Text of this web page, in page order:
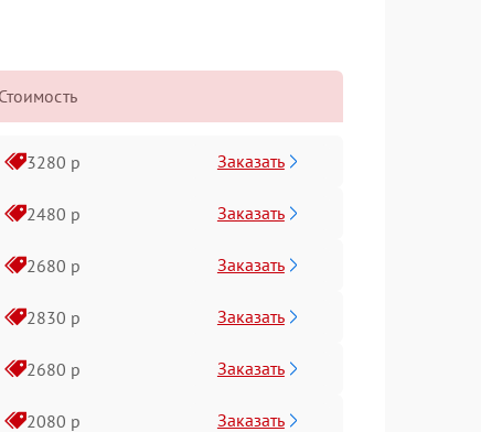
Стоимость
3280 р Заказать
2480 р Заказать
2680 р Заказать
2830 р Заказать
2680 р Заказать
2080 р Заказать